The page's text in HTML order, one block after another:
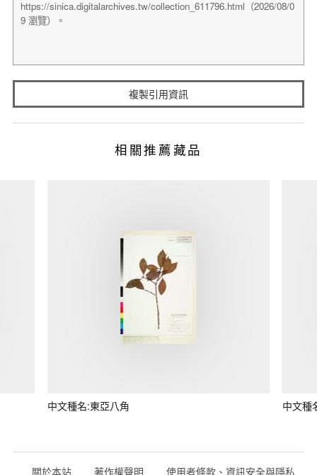
複製引用資訊
相關推薦藏品
中文種名:東亞八角 中文種
關於本站 著作權聲明 使用者條款、資訊安全與隱私